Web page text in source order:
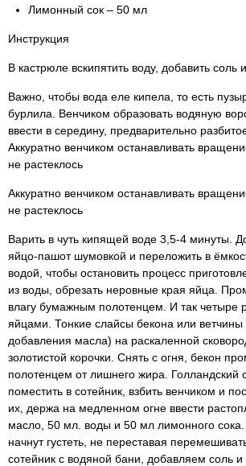
Лимонный сок – 50 мл
Инструкция
В кастрюле вскипятить воду, добавить соль
Важно, чтобы вода еле кипела, то есть
бурлила. Венчиком образовать водяную
ввести в середину, предварительно
Аккуратно венчиком останавливать
не растеклось
Аккуратно венчиком останавливать
не растеклось
Варить в чуть кипящей воде 3,5-4 минуты.
яйцо-пашот шумовкой и переложить в
водой, чтобы остановить процесс
из воды, обрезать неровные края яйца.
влагу бумажным полотенцем. И так четыре
яйцами. Тонкие слайсы бекона или ветчины
добавления масла) на раскаленной
золотистой корочки. Снять с огня, бекон
полотенцем от лишнего жира. Голландский
поместить в сотейник, взбить венчиком и
их, держа на медленном огне ввести
масло, 50 мл. воды и 50 мл лимонного сока.
начнут густеть, не переставая
сотейник с водяной бани, добавляем соль и